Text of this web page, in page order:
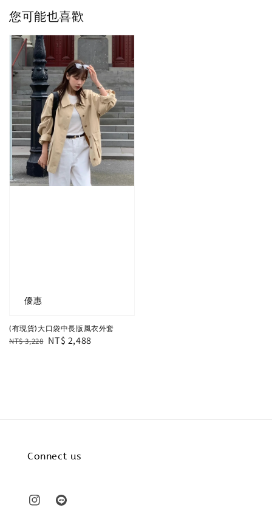
您可能也喜歡
優惠
(有現貨)大口袋中長版風衣外套
Regular
NT$ 3,228 Sale
NT$ 2,488
Connect us